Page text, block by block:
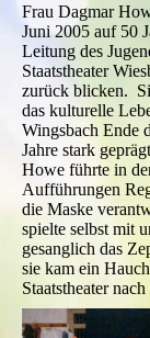
Frau Dagmar
Juni 2005 auf 50
Leitung des
Staatstheater
zurück blicken.
das kulturelle
Wingsbach Ende
Jahre stark
Howe führte in
Aufführungen
die Maske
spielte selbst mit
gesanglich das
sie kam ein
Staatstheater